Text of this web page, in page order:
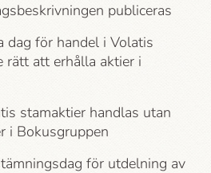
publiceras
för handel i Volatis
rätt att erhålla aktier i
stamaktier handlas utan
i Bokusgruppen
för utdelning av